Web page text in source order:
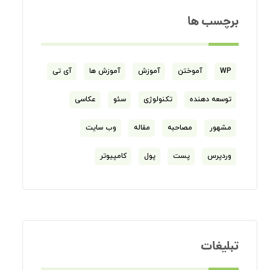
برچسب ها
WP آموختن آموزش آموزش ها آی تی
توسعه دهنده تکنولوژی سئو عکاسی
مشهور مصاحبه مقاله وب سایت
وردپرس پست پول کامپیوتر
تبلیغات